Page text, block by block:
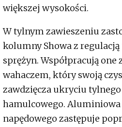
większej wysokości.
W tylnym zawieszeniu
kolumny Showa z
sprężyn. Współpracują
wahaczem, który swoją
zawdzięcza ukryciu
hamulcowego. Aluminiowa
napędowego zastępuje